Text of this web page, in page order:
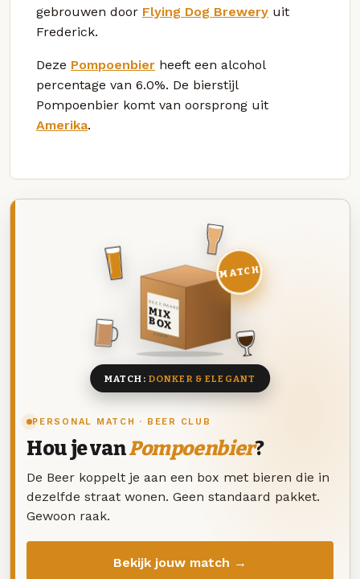
gebrouwen door Flying Dog Brewery uit
Frederick.
Deze Pompoenbier heeft een alcohol
percentage van 6.0%. De bierstijl
Pompoenbier komt van oorsprong uit
Amerika.
PERSONAL MATCH · BEER CLUB
Hou je vanPompoenbier?
De Beer koppelt je aan een box met bieren die in
dezelfde straat wonen. Geen standaard pakket.
Gewoon raak.
Bekijk jouw match →
DEZE MAAND
MIX
BOX
8 BIEREN
MATCH
MATCH: DONKER & ELEGANT